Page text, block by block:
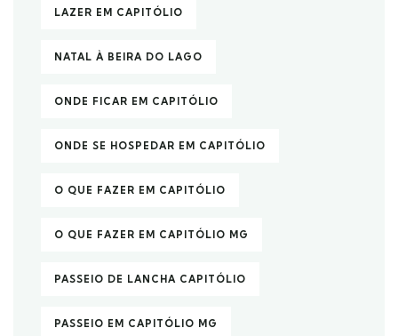
LAZER EM CAPITÓLIO
NATAL À BEIRA DO LAGO
ONDE FICAR EM CAPITÓLIO
ONDE SE HOSPEDAR EM CAPITÓLIO
O QUE FAZER EM CAPITÓLIO
O QUE FAZER EM CAPITÓLIO MG
PASSEIO DE LANCHA CAPITÓLIO
PASSEIO EM CAPITÓLIO MG